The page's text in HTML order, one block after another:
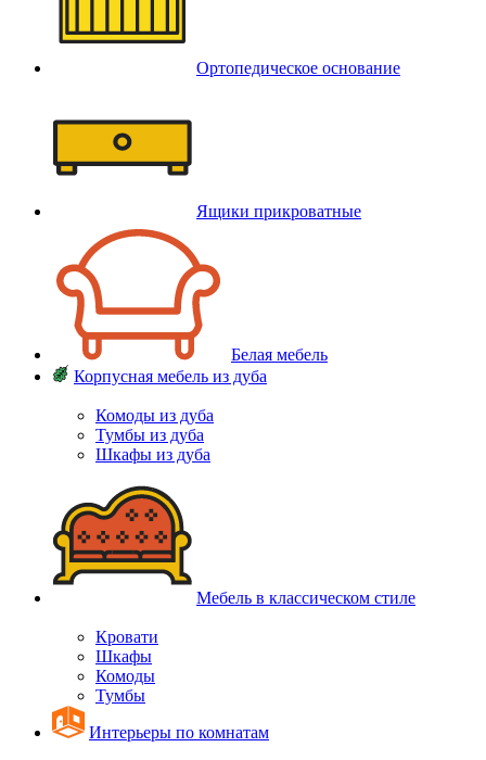
Ортопедическое основание
Ящики прикроватные
Белая мебель
Корпусная мебель из дуба
Комоды из дуба
Тумбы из дуба
Шкафы из дуба
Мебель в классическом стиле
Кровати
Шкафы
Комоды
Тумбы
Интерьеры по комнатам